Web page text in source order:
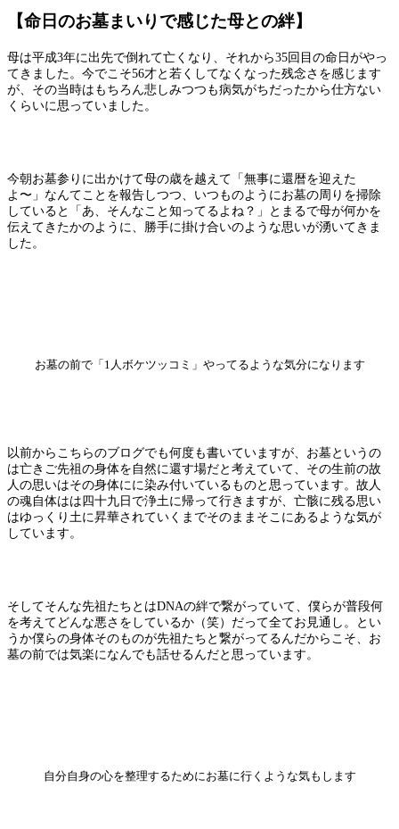
【命日のお墓まいりで感じた母との絆】
母は平成3年に出先で倒れて亡くなり、それから35回目の命日がやっ
てきました。今でこそ56才と若くしてなくなった残念さを感じます
が、その当時はもちろん悲しみつつも病気がちだったから仕方ない
くらいに思っていました。
今朝お墓参りに出かけて母の歳を越えて「無事に還暦を迎えた
よ〜」なんてことを報告しつつ、いつものようにお墓の周りを掃除
していると「あ、そんなこと知ってるよね？」とまるで母が何かを
伝えてきたかのように、勝手に掛け合いのような思いが湧いてきま
した。
お墓の前で「1人ボケツッコミ」やってるような気分になります
以前からこちらのブログでも何度も書いていますが、お墓というの
は亡きご先祖の身体を自然に還す場だと考えていて、その生前の故
人の思いはその身体にに染み付いているものと思っています。故人
の魂自体はは四十九日で浄土に帰って行きますが、亡骸に残る思い
はゆっくり土に昇華されていくまでそのままそこにあるような気が
しています。
そしてそんな先祖たちとはDNAの絆で繋がっていて、僕らが普段何
を考えてどんな悪さをしているか（笑）だって全てお見通し。とい
うか僕らの身体そのものが先祖たちと繋がってるんだからこそ、お
墓の前では気楽になんでも話せるんだと思っています。
自分自身の心を整理するためにお墓に行くような気もします